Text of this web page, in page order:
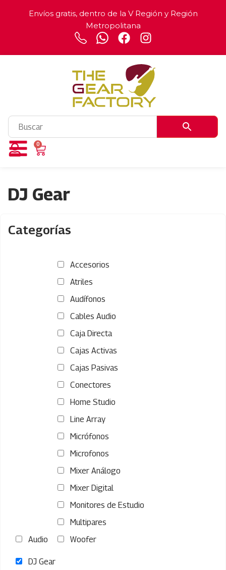
Envíos gratis, dentro de la V Región y Región
Metropolitana
0
DJ Gear
Categorías
Audio
Accesorios
Atriles
Audífonos
Cables Audio
Caja Directa
Cajas Activas
Cajas Pasivas
Conectores
Home Studio
Line Array
Micrófonos
Microfonos
Mixer Análogo
Mixer Digital
Monitores de Estudio
Multipares
Woofer
DJ Gear